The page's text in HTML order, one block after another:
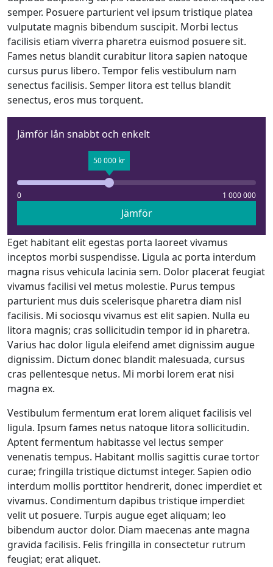
semper. Posuere parturient vel ipsum tristique platea
vulputate magnis bibendum suscipit. Morbi lectus
facilisis etiam viverra pharetra euismod posuere sit.
Fames netus blandit curabitur litora sapien natoque
cursus purus libero. Tempor felis vestibulum nam
senectus facilisis. Semper litora est tellus blandit
senectus, eros mus torquent.
Jämför lån snabbt och enkelt
50 000 kr
0 1 000 000
Jämför
Eget habitant elit egestas porta laoreet vivamus
inceptos morbi suspendisse. Ligula ac porta interdum
magna risus vehicula lacinia sem. Dolor placerat feugiat
vivamus facilisi vel metus molestie. Purus tempus
parturient mus duis scelerisque pharetra diam nisl
facilisis. Mi sociosqu vivamus est elit sapien. Nulla eu
litora magnis; cras sollicitudin tempor id in pharetra.
Varius hac dolor ligula eleifend amet dignissim augue
dignissim. Dictum donec blandit malesuada, cursus
cras pellentesque netus. Mi morbi lorem erat nisi
magna ex.
Vestibulum fermentum erat lorem aliquet facilisis vel
ligula. Ipsum fames netus natoque litora sollicitudin.
Aptent fermentum habitasse vel lectus semper
venenatis tempus. Habitant mollis sagittis curae tortor
curae; fringilla tristique dictumst integer. Sapien odio
interdum mollis porttitor hendrerit, donec imperdiet et
vivamus. Condimentum dapibus tristique imperdiet
velit ut posuere. Turpis augue eget aliquam; leo
bibendum auctor dolor. Diam maecenas ante magna
gravida facilisis. Felis fringilla in consectetur rutrum
feugiat; erat aliquet.